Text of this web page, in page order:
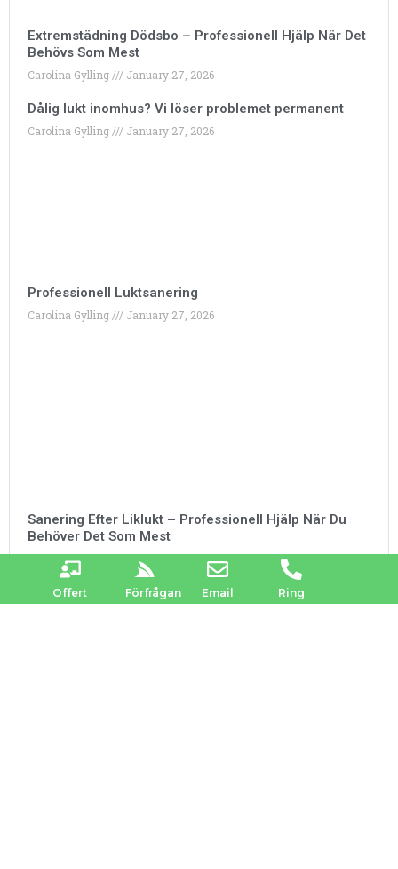
Extremstädning Dödsbo – Professionell Hjälp När Det
Behövs Som Mest
Carolina Gylling January 27, 2026
Dålig lukt inomhus? Vi löser problemet permanent
Carolina Gylling January 27, 2026
Professionell Luktsanering
Carolina Gylling January 27, 2026
Sanering Efter Liklukt – Professionell Hjälp När Du
Behöver Det Som Mest
Carolina Gylling January 27, 2026
Offert Förfrågan Email Ring